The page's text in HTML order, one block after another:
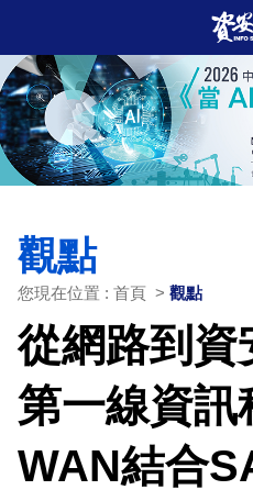
觀點
您現在位置 : 首頁 > 觀點
從網路到資
第一線資訊
WAN結合